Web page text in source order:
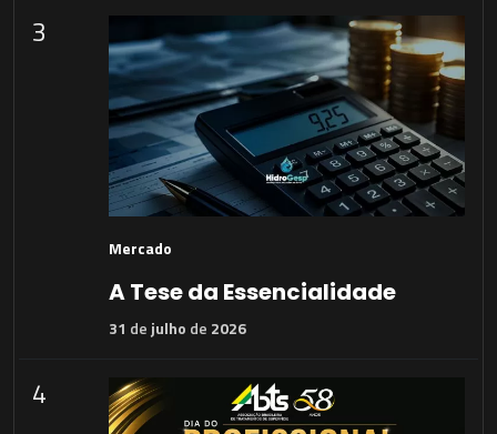
3
Mercado
A Tese da Essencialidade
31 de julho de 2026
4